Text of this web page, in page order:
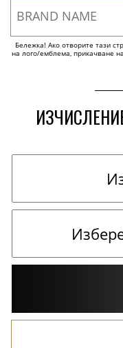
Бележка! Ако отворите тази
на лого/емблема, прикачване